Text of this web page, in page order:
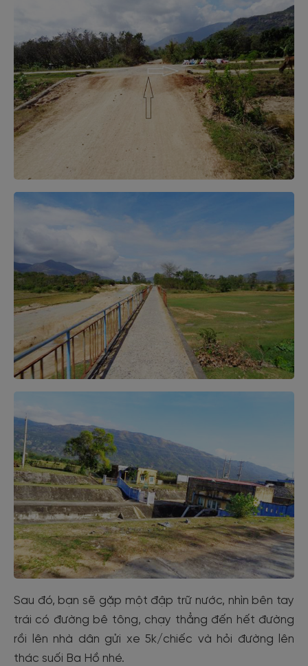
Sau đó, bạn sẽ gặp một đập trữ nước, nhìn bên tay
trái có đường bê tông, chạy thẳng đến hết đường
rồi lên nhà dân gửi xe 5k/chiếc và hỏi đường lên
thác suối Ba Hồ nhé.